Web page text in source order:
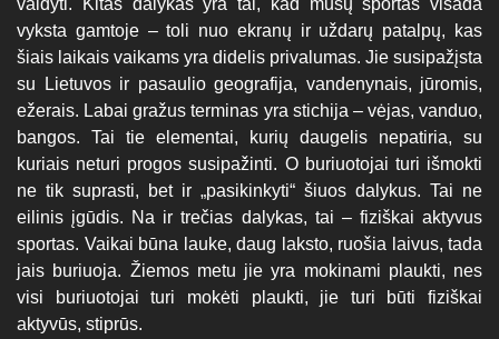
vyksta gamtoje – toli nuo ekranų ir uždarų patalpų, kas
šiais laikais vaikams yra didelis privalumas. Jie susipažįsta
su Lietuvos ir pasaulio geografija, vandenynais, jūromis,
ežerais. Labai gražus terminas yra stichija – vėjas, vanduo,
bangos. Tai tie elementai, kurių daugelis nepatiria, su
kuriais neturi progos susipažinti. O buriuotojai turi išmokti
ne tik suprasti, bet ir „pasikinkyti“ šiuos dalykus. Tai ne
eilinis įgūdis. Na ir trečias dalykas, tai – fiziškai aktyvus
sportas. Vaikai būna lauke, daug laksto, ruošia laivus, tada
jais buriuoja. Žiemos metu jie yra mokinami plaukti, nes
visi buriuotojai turi mokėti plaukti, jie turi būti fiziškai
aktyvūs, stiprūs.